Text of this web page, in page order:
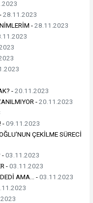
28.11.2023
-28.11.2023
-20.11.2023
-20.11.2023
-09.11.2023
ÇEKİLME SÜRECİ
-03.11.2023
-03.11.2023
AMA… -03.11.2023